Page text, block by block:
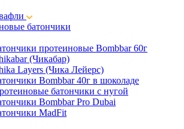
батончики
протеиновые Bombbar 60г
(Чикабар)
Layers (Чика Лейерс)
Bombbar 40г в шоколаде
батончики с нугой
Bombbar Pro Dubai
MadFit